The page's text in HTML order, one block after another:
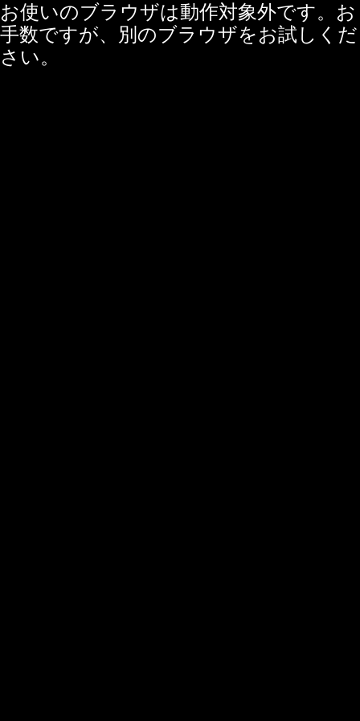
お使いのブラウザは動作対象外です。お
手数ですが、別のブラウザをお試しくだ
さい。